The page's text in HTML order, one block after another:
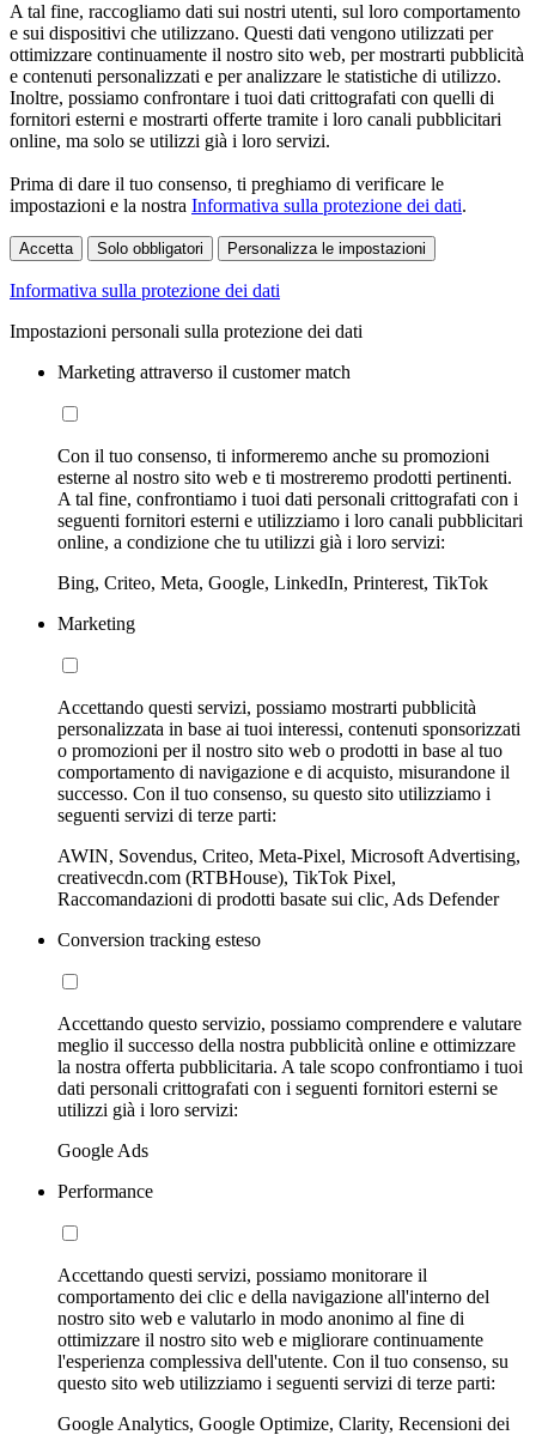
A tal fine, raccogliamo dati sui nostri utenti, sul loro comportamento
e sui dispositivi che utilizzano. Questi dati vengono utilizzati per
ottimizzare continuamente il nostro sito web, per mostrarti pubblicità
e contenuti personalizzati e per analizzare le statistiche di utilizzo.
Inoltre, possiamo confrontare i tuoi dati crittografati con quelli di
fornitori esterni e mostrarti offerte tramite i loro canali pubblicitari
online, ma solo se utilizzi già i loro servizi.
Prima di dare il tuo consenso, ti preghiamo di verificare le
impostazioni e la nostra Informativa sulla protezione dei dati.
Accetta Solo obbligatori Personalizza le impostazioni
Informativa sulla protezione dei dati
Impostazioni personali sulla protezione dei dati
Marketing attraverso il customer match
Con il tuo consenso, ti informeremo anche su promozioni
esterne al nostro sito web e ti mostreremo prodotti pertinenti.
A tal fine, confrontiamo i tuoi dati personali crittografati con i
seguenti fornitori esterni e utilizziamo i loro canali pubblicitari
online, a condizione che tu utilizzi già i loro servizi:
Bing, Criteo, Meta, Google, LinkedIn, Printerest, TikTok
Marketing
Accettando questi servizi, possiamo mostrarti pubblicità
personalizzata in base ai tuoi interessi, contenuti sponsorizzati
o promozioni per il nostro sito web o prodotti in base al tuo
comportamento di navigazione e di acquisto, misurandone il
successo. Con il tuo consenso, su questo sito utilizziamo i
seguenti servizi di terze parti:
AWIN, Sovendus, Criteo, Meta-Pixel, Microsoft Advertising,
creativecdn.com (RTBHouse), TikTok Pixel,
Raccomandazioni di prodotti basate sui clic, Ads Defender
Conversion tracking esteso
Accettando questo servizio, possiamo comprendere e valutare
meglio il successo della nostra pubblicità online e ottimizzare
la nostra offerta pubblicitaria. A tale scopo confrontiamo i tuoi
dati personali crittografati con i seguenti fornitori esterni se
utilizzi già i loro servizi:
Google Ads
Performance
Accettando questi servizi, possiamo monitorare il
comportamento dei clic e della navigazione all'interno del
nostro sito web e valutarlo in modo anonimo al fine di
ottimizzare il nostro sito web e migliorare continuamente
l'esperienza complessiva dell'utente. Con il tuo consenso, su
questo sito web utilizziamo i seguenti servizi di terze parti:
Google Analytics, Google Optimize, Clarity, Recensioni dei